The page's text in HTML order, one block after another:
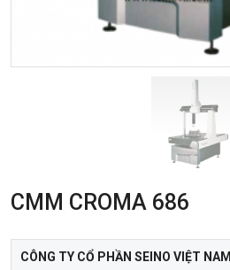
CMM CROMA 686
CÔNG TY CỔ PHẦN SEINO VIỆT NAM